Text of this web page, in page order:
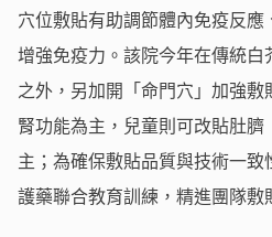
穴位敷貼有助調節體內免疫反
增強免疫力。該院今年在傳統
之外，另加開「命門穴」加強
腎功能為主，兒童則可改貼肚
主；為確保敷貼品質與技術一
護藥聯合教育訓練，精進團隊敷